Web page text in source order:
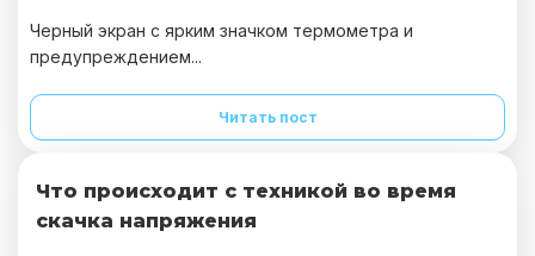
Черный экран с ярким значком термометра и
предупреждением...
Читать пост
Что происходит с техникой во время
скачка напряжения